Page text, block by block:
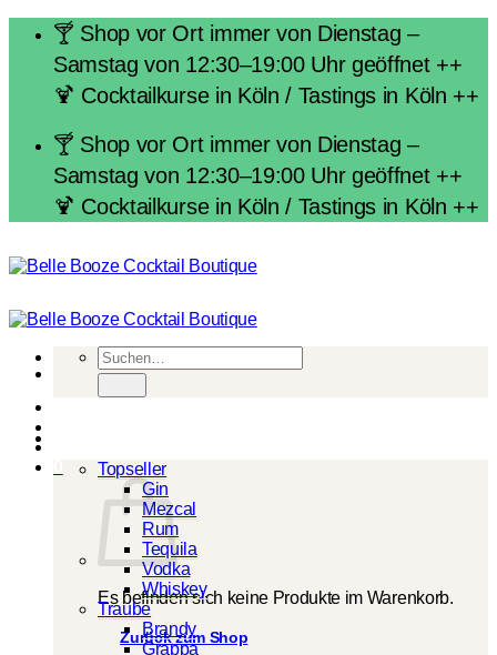
springen
🍸 Shop vor Ort immer von Dienstag –
Samstag von 12:30–19:00 Uhr geöffnet ++
🍹 Cocktailkurse in Köln / Tastings in Köln ++
🍸 Shop vor Ort immer von Dienstag –
Samstag von 12:30–19:00 Uhr geöffnet ++
🍹 Cocktailkurse in Köln / Tastings in Köln ++
Suchen
nach:
Es befinden sich keine Produkte im Warenkorb.
Zurück zum Shop
Topseller
Gin
Mezcal
Rum
Tequila
Vodka
Whiskey
Traube
Brandy
Grappa